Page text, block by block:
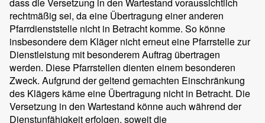
rechtmäßig sei, da eine Übertragung einer anderen
Pfarrdienststelle nicht in Betracht komme. So könne
insbesondere dem Kläger nicht erneut eine Pfarrstelle zur
Dienstleistung mit besonderem Auftrag übertragen
werden. Diese Pfarrstellen dienten einem besonderen
Zweck. Aufgrund der geltend gemachten Einschränkung
des Klägers käme eine Übertragung nicht in Betracht. Die
Versetzung in den Wartestand könne auch während der
Dienstunfähigkeit erfolgen, soweit die